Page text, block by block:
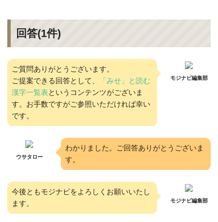
回答(1件)
ご質問ありがとうございます。
ご提案できる回答として、
「みせ」と読む
漢字一覧表というコンテンツがございま
す。お手数ですがご参照いただければ幸い
です。
モジナビ編集部
ウサタロー
わかりました。ご回答ありがとうございま
す。
今後ともモジナビをよろしくお願いいたし
ます。
モジナビ編集部